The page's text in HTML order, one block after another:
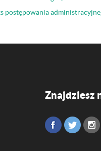
postępowania
Znajdziesz